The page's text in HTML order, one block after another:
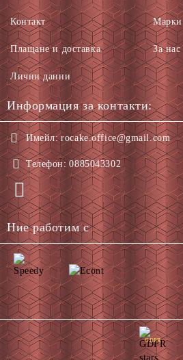
Контакт
Плащане и доставка
Лични данни
Марки
За нас
Информация за контакти:
Имейл: rocake.office@gmail.com
Телефон: 0885043302
Ние работим с
GDPR